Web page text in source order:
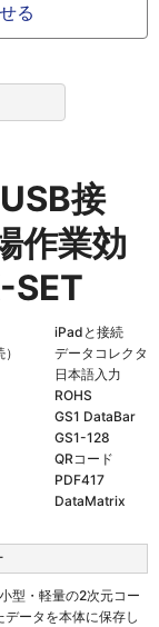
る
接
作業効
SET
iPadと接続
データコレクタ
日本語入力
ROHS
GS1 DataBar
GS1-128
QRコード
PDF417
DataMatrix
型・軽量の2次元コー
ータを本体に保存し